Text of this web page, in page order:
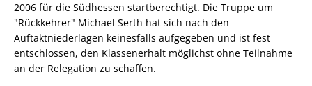
2006 für die Südhessen startberechtigt. Die Truppe um
"Rückkehrer" Michael Serth hat sich nach den
Auftaktniederlagen keinesfalls aufgegeben und ist fest
entschlossen, den Klassenerhalt möglichst ohne Teilnahme
an der Relegation zu schaffen.